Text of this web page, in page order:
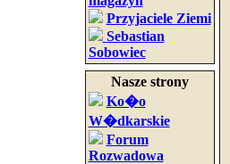
Przyjaciele Ziemi
Sebastian
Sobowiec
Nasze strony
Ko�o
W�dkarskie
Forum
Rozwadowa